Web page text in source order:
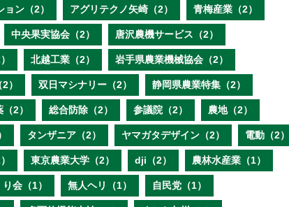
ン（2） アグリテクノ矢崎（2） 青梅産業（2）
中央果実協会（2） 唐沢農機サービス（2）
北越工業（2） 岩手県農業機械協会（2）
） 双日マシナリー（2） 静岡県農業特集（2）
2） 総合防除（2） 参議院（2） 農地（2）
タンザニア（2） ヤマガタデザイン（2） 電動（2）
東京農業大学（2） dji（2） 農林水産業（1）
会（1） 無人ヘリ（1） 自民党（1）